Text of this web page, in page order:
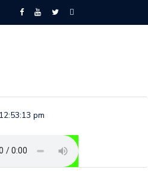
a la conmemoración del 8 de marzo
12:53:14 pm